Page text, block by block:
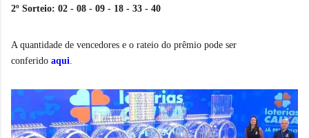
2º Sorteio: 02 - 08 - 09 - 18 - 33 - 40
A quantidade de vencedores e o rateio do prêmio pode ser
conferido aqui.